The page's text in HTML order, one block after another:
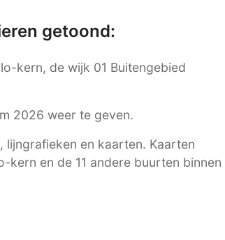
getoond:
kern, de wijk 01 Buitengebied
2026 weer te geven.
en kaarten. Kaarten
en de 11 andere buurten binnen